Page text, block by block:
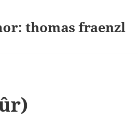
thomas fraenzl